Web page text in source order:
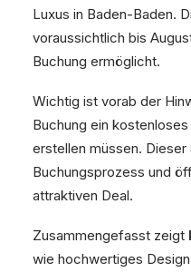
Luxus in Baden-Baden.
voraussichtlich bis
Buchung ermöglicht.
Wichtig ist vorab der
Buchung ein
erstellen müssen.
Buchungsprozess und
attraktiven Deal.
Zusammengefasst zeigt
wie hochwertiges